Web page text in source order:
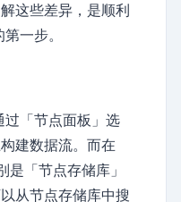
这些差异，是顺利
一步。
「节点面板」选
建数据流。而在
是「节点存储库」
从节点存储库中搜